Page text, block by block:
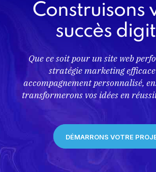
Construisons
succès
Que ce soit pour un site web
stratégie marketing
accompagnement personnalisé,
transformerons vos idées en
DÉMARRONS VOTRE